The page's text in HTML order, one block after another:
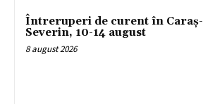
Întreruperi de curent în Caraș-
Severin, 10-14 august
8 august 2026